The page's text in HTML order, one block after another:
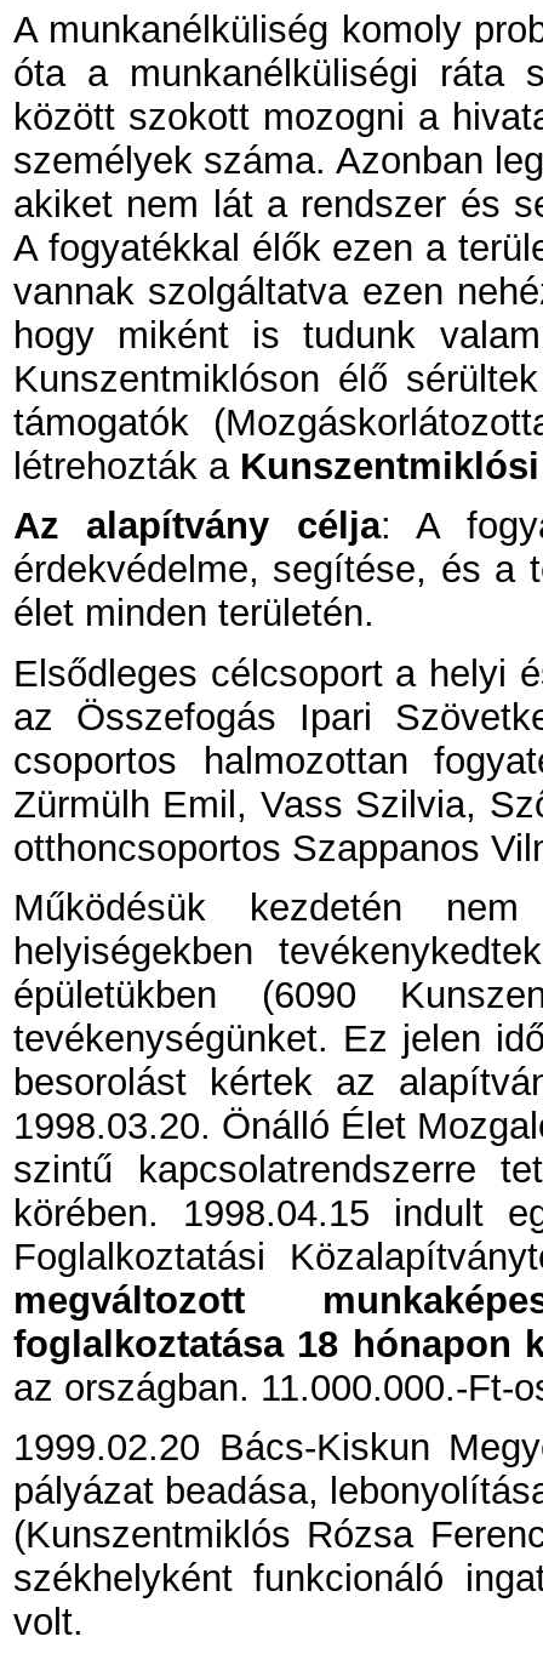
A munkanélküliség komoly
óta a munkanélküliségi ráta
között szokott mozogni a
személyek száma. Azonban
akiket nem lát a rendszer és
A fogyatékkal élők ezen a
vannak szolgáltatva ezen
hogy miként is tudunk
Kunszentmiklóson élő
támogatók
létrehozták a
Az alapítvány célja: A
érdekvédelme, segítése, és a
élet minden területén.
Elsődleges célcsoport a helyi
az Összefogás Ipari
csoportos halmozottan
Zürmülh Emil, Vass Szilvia,
otthoncsoportos Szappanos
Működésük kezdetén
helyiségekben
épületükben (6090
tevékenységünket. Ez jelen
besorolást kértek az
1998.03.20. Önálló Élet
szintű kapcsolatrendszerre
körében. 1998.04.15 indult
Foglalkoztatási
megváltozott
foglalkoztatása 18 hónapon
az országban. 11.000.000.-Ft-
1999.02.20 Bács-Kiskun
pályázat beadása,
(Kunszentmiklós Rózsa
székhelyként funkcionáló
volt.